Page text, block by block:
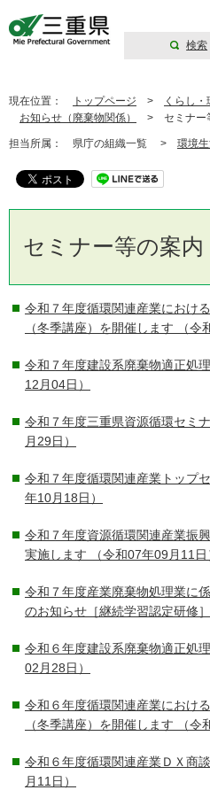
検索
現在位置： トップページ > くらし・
お知らせ（廃棄物関係）
> セミナー
担当所属： 県庁の組織一覧 > 環境
セミナー等の案内
令和７年度循環関連産業におけ
（冬季講座）を開催します （令
令和７年度建設系廃棄物適正処
12月04日）
令和７年度三重県資源循環セミ
月29日）
令和７年度循環関連産業トップ
年10月18日）
令和７年度資源循環関連産業振
実施します （令和07年09月11日
令和７年度産業廃棄物処理業に
のお知らせ［継続学習認定研修］
令和６年度建設系廃棄物適正処
02月28日）
令和６年度循環関連産業におけ
（冬季講座）を開催します （令
令和６年度循環関連産業ＤＸ商
月11日）